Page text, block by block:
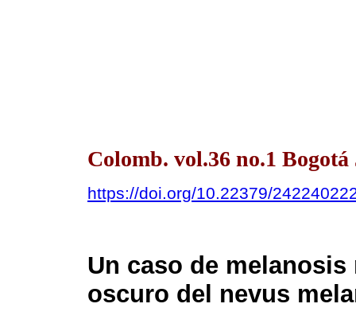
Colomb. vol.36 no.1
https://doi.org/10.22379/
Un caso de
oscuro del nevus